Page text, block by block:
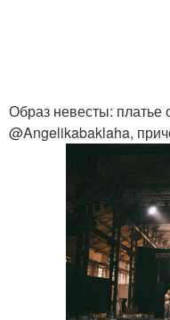
Образ невесты:
@Angelikabaklaha,